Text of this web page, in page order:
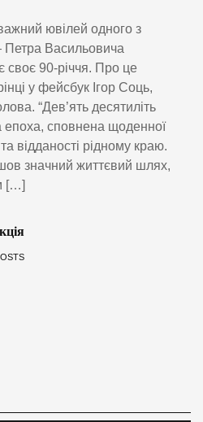
ювілей одного з
Петра Васильовича
своє 90-річчя. Про це
у фейсбук Ігор Соць,
“Дев’ять десятиліть
сповнена щоденної
відданості рідному краю.
значний життєвий шлях,
[…]